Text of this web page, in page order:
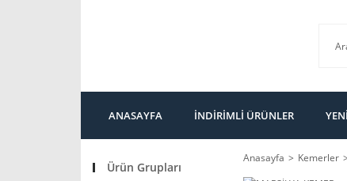
ANASAYFA İNDİRİMLİ ÜRÜNLER
Ürün Grupları
Anasayfa Kemerler